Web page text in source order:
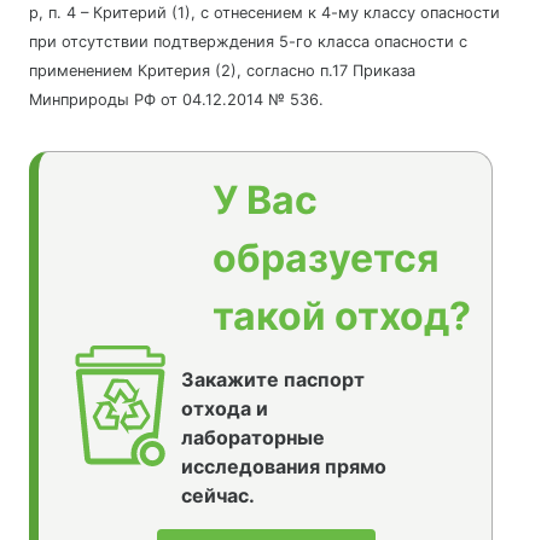
р, п. 4 – Критерий (1), с отнесением к 4-му классу опасности
при отсутствии подтверждения 5-го класса опасности с
применением Критерия (2), согласно п.17 Приказа
Минприроды РФ от 04.12.2014 № 536.
У Вас
образуется
такой отход?
Закажите паспорт
отхода и
лабораторные
исследования прямо
сейчас.